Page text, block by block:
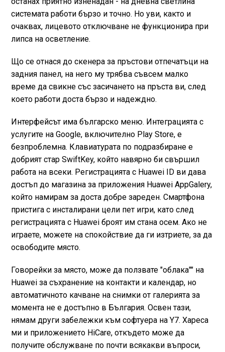
системата работи бързо и точно. Но уви, както и
очаквах, лицевото отключване не функционира при
липса на осветление.
Що се отнася до скенера за пръстови отпечатъци на
задния панел, на него му трябва съвсем малко
време да свикне със засичането на пръста ви, след
което работи доста бързо и надеждно.
Интерфейсът има българско меню. Интеграцията с
услугите на Google, включително Play Store, е
безпроблемна. Клавиатурата по подразбиране е
добрият стар SwiftKey, който навярно би свършил
работа на всеки. Регистрацията с Huawei ID ви дава
достъп до магазина за приложения Huawei AppGalery,
който намирам за доста добре зареден. Смартфона
пристига с инсталирани цели пет игри, като след
регистрацията с Huawei броят им стана осем. Ако не
играете, можете на спокойствие да ги изтриете, за да
освободите място.
Говорейки за място, може да ползвате "облака"" на
Huawei за съхранение на контакти и календар, но
автоматичното качване на снимки от галерията за
момента не е достъпно в България. Освен тази,
нямам други забележки към софтуера на Y7. Хареса
ми и приложението HiCare, откъдето може да
получите обслужване по почти всякакви въпроси,